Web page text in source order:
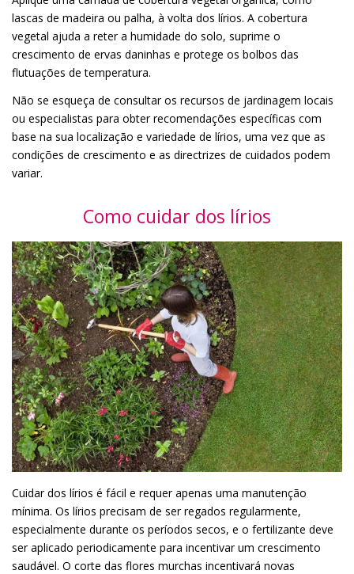
lascas de madeira ou palha, à volta dos lírios. A cobertura
vegetal ajuda a reter a humidade do solo, suprime o
crescimento de ervas daninhas e protege os bolbos das
flutuações de temperatura.
Não se esqueça de consultar os recursos de jardinagem locais
ou especialistas para obter recomendações específicas com
base na sua localização e variedade de lírios, uma vez que as
condições de crescimento e as directrizes de cuidados podem
variar.
Como cuidar dos lírios
Cuidar dos lírios é fácil e requer apenas uma manutenção
mínima. Os lírios precisam de ser regados regularmente,
especialmente durante os períodos secos, e o fertilizante deve
ser aplicado periodicamente para incentivar um crescimento
saudável. O corte das flores murchas incentivará novas